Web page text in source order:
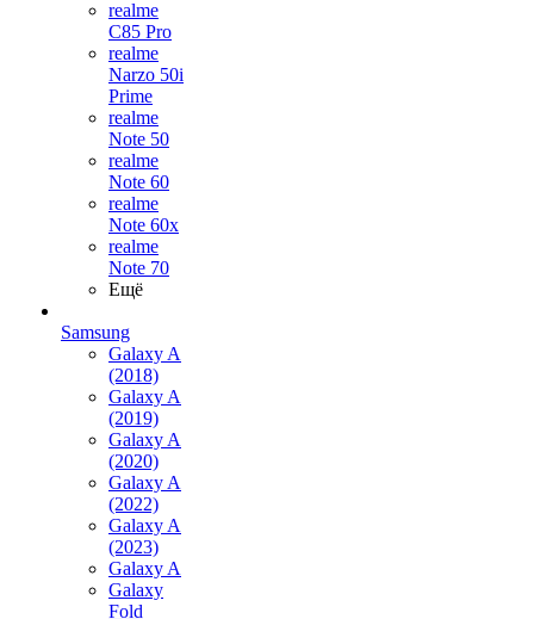
realme
C85 Pro
realme
Narzo 50i
Prime
realme
Note 50
realme
Note 60
realme
Note 60x
realme
Note 70
Ещё
Samsung
Galaxy A
(2018)
Galaxy A
(2019)
Galaxy A
(2020)
Galaxy A
(2022)
Galaxy A
(2023)
Galaxy A
Galaxy
Fold